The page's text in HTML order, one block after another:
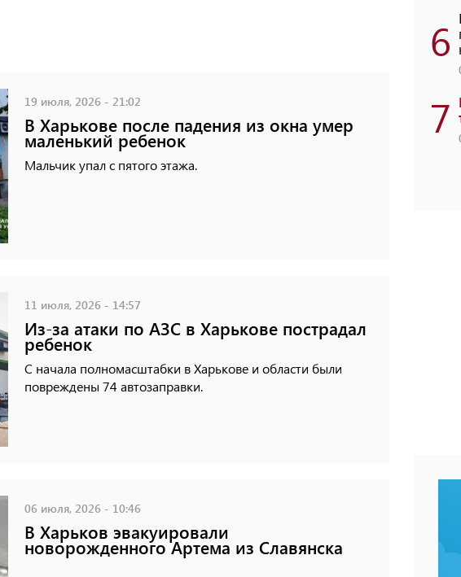
19 июля, 2026 - 21:02
В Харькове после падения из окна умер
маленький ребенок
Мальчик упал с пятого этажа.
11 июля, 2026 - 14:57
Из-за атаки по АЗС в Харькове пострадал
ребенок
С начала полномасштабки в Харькове и области были
повреждены 74 автозаправки.
06 июля, 2026 - 10:46
В Харьков эвакуировали
новорожденного Артема из Славянска
6
7